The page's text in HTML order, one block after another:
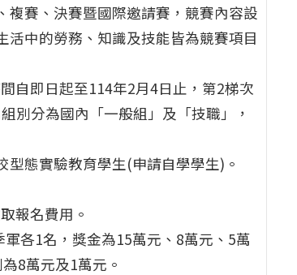
複賽、決賽暨國際邀請賽，競賽內容設
中的勞務、知識及技能皆為競賽項目
自即日起至114年2月4日止，第2梯次
別分為國內「一般組」及「技職」，
態實驗教育學生(申請自學學生)。
報名費用。
各1名，獎金為15萬元、8萬元、5萬
8萬元及1萬元。